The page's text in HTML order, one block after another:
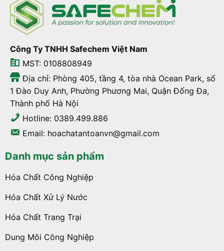
Công Ty TNHH Safechem Việt Nam
MST: 0108808949
Địa chỉ: Phòng 405, tầng 4, tòa nhà Ocean Park, số
1 Đào Duy Anh, Phường Phương Mai, Quận Đống Đa,
Thành phố Hà Nội
Hotline: 0389.499.886
Email: hoachatantoanvn@gmail.com
Danh mục sản phẩm
Hóa Chất Công Nghiệp
Hóa Chất Xử Lý Nước
Hóa Chất Trang Trại
Dung Môi Công Nghiệp